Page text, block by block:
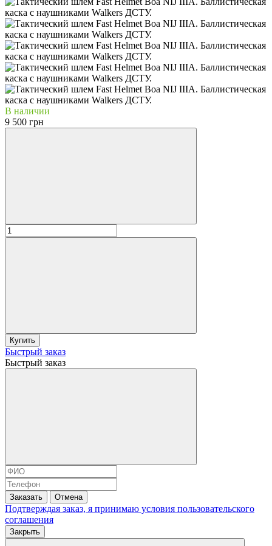
В наличии
9 500 грн
Купить
Быстрый заказ
Быстрый заказ
Заказать Отмена
Подтверждая заказ, я принимаю условия пользовательского
соглашения
Закрыть